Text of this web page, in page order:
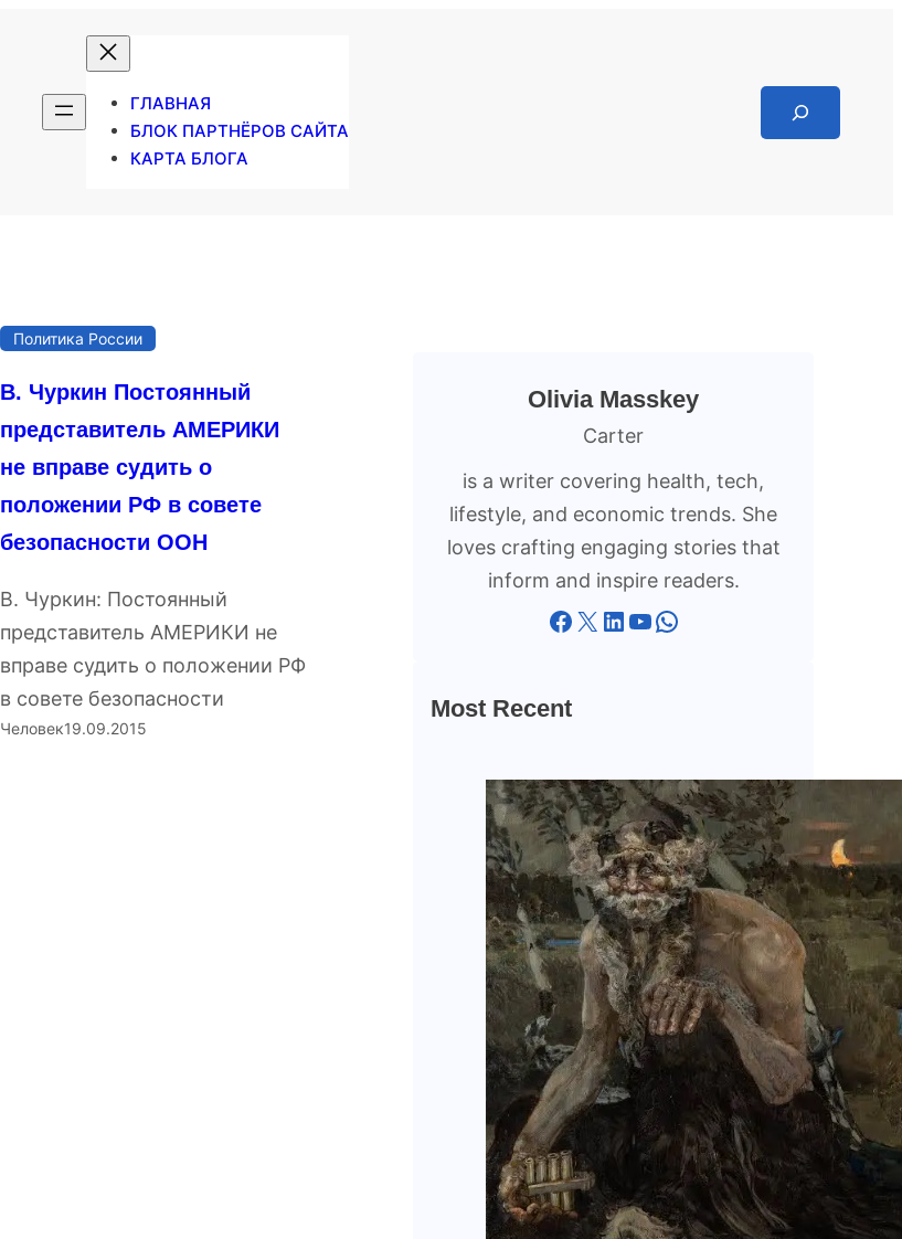
ГЛАВНАЯ
БЛОК ПАРТНЁРОВ САЙТА
КАРТА БЛОГА
Политика России
В. Чуркин Постоянный
представитель АМЕРИКИ
не вправе судить о
положении РФ в совете
безопасности ООН
В. Чуркин: Постоянный
представитель АМЕРИКИ не
вправе судить о положении РФ
в совете безопасности
Человек19.09.2015
Olivia Masskey
Carter
is a writer covering health, tech,
lifestyle, and economic trends. She
loves crafting engaging stories that
inform and inspire readers.
Facebook X LinkedIn YouTube WhatsApp
Most Recent